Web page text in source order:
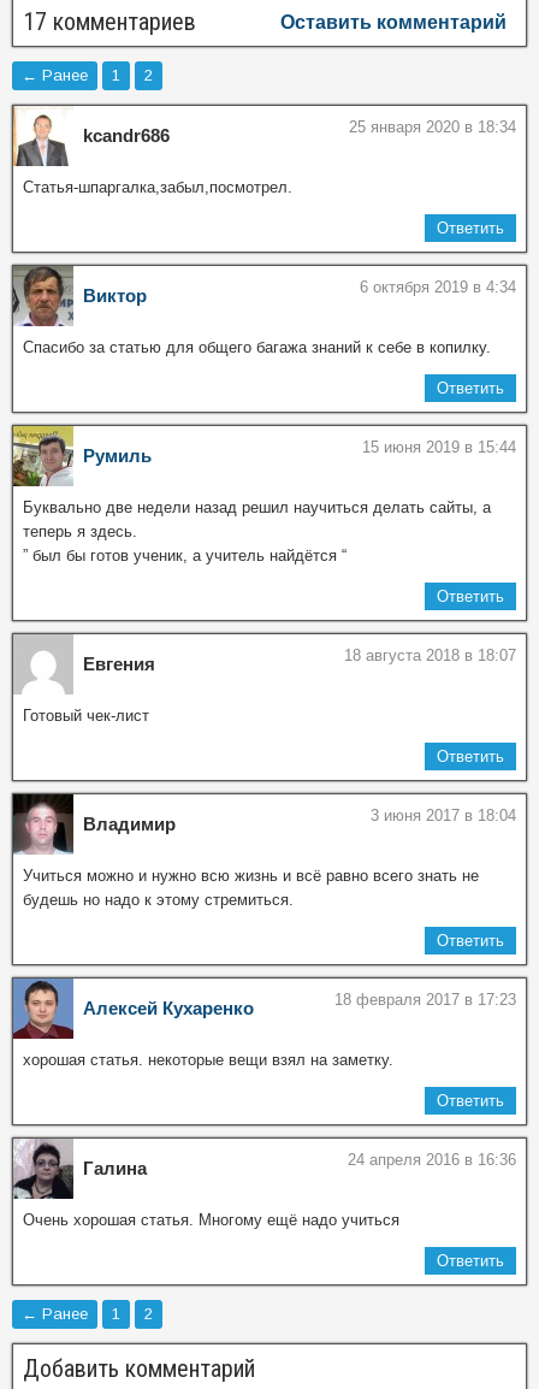
17 комментариев Оставить комментарий
← Ранее 1 2
kcandr686 25 января 2020 в 18:34
Статья-шпаргалка,забыл,посмотрел.
Ответить
Виктор 6 октября 2019 в 4:34
Спасибо за статью для общего багажа знаний к себе в копилку.
Ответить
Румиль 15 июня 2019 в 15:44
Буквально две недели назад решил научиться делать сайты, а
теперь я здесь.
” был бы готов ученик, а учитель найдётся “
Ответить
Евгения 18 августа 2018 в 18:07
Готовый чек-лист
Ответить
Владимир 3 июня 2017 в 18:04
Учиться можно и нужно всю жизнь и всё равно всего знать не
будешь но надо к этому стремиться.
Ответить
Алексей Кухаренко 18 февраля 2017 в 17:23
хорошая статья. некоторые вещи взял на заметку.
Ответить
Галина 24 апреля 2016 в 16:36
Очень хорошая статья. Многому ещё надо учиться
Ответить
← Ранее 1 2
Добавить комментарий